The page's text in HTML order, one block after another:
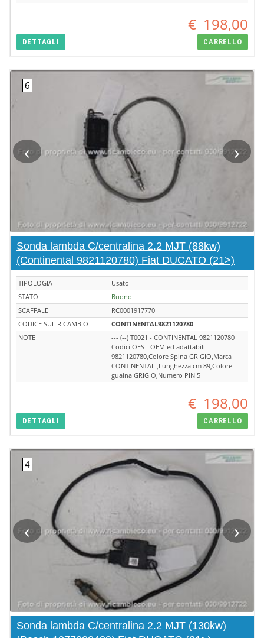
€ 198,00
DETTAGLI CARRELLO
‹ ›
Sonda lambda C/centralina 2.2 MJT (88kw)
(Continental 9821120780) Fiat DUCATO (21>)
TIPOLOGIA
Usato
STATO
Buono
SCAFFALE
RC0001917770
CODICE SUL RICAMBIO
CONTINENTAL9821120780
NOTE
--- (--) T0021 - CONTINENTAL 9821120780
Codici OES - OEM ed adattabili
9821120780,Colore Spina GRIGIO,Marca
CONTINENTAL ,Lunghezza cm 89,Colore
guaina GRIGIO,Numero PIN 5
€ 198,00
DETTAGLI CARRELLO
‹ ›
Sonda lambda C/centralina 2.2 MJT (130kw)